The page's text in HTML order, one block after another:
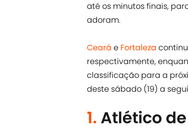
até os minutos finais,
adoram.
Ceará e Fortaleza
respectivamente,
classificação para a
deste sábado (19) a
1. Atlético